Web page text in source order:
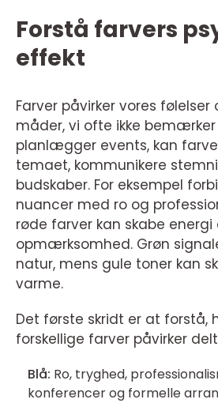
Forstå farvers
effekt
Farver påvirker vores
måder, vi ofte ikke bemærker
planlægger events, kan
temaet, kommunikere
budskaber. For eksempel
nuancer med ro og
røde farver kan skabe energi
opmærksomhed. Grøn
natur, mens gule toner kan
varme.
Det første skridt er at forstå,
forskellige farver påvirker
Blå: Ro, tryghed,
konferencer og formelle